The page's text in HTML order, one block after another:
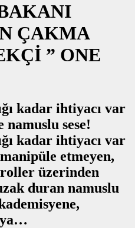
ÇAKMA
” ONE
kadar ihtiyacı var
sese!
kadar ihtiyacı var
etmeyen,
üzerinden
duran namuslu